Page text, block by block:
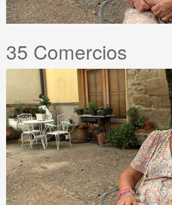
35 Comercios